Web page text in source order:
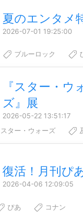
夏のエンタメ
2026-07-01 19:25:00
ブルーロック
『スター・ウ
ズ』展
2026-05-22 13:51:17
スター・ウォーズ
復活！月刊ぴ
2026-04-06 12:09:05
ぴあ コナン